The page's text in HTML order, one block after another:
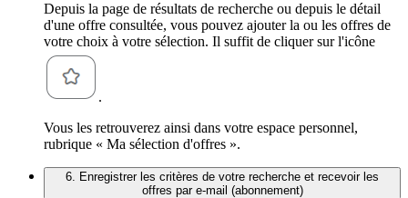
Depuis la page de résultats de recherche ou depuis le détail
d'une offre consultée, vous pouvez ajouter la ou les offres de
votre choix à votre sélection. Il suffit de cliquer sur l'icône
.
Vous les retrouverez ainsi dans votre espace personnel,
rubrique « Ma sélection d'offres ».
6. Enregistrer les critères de votre recherche et recevoir les
offres par e-mail (abonnement)